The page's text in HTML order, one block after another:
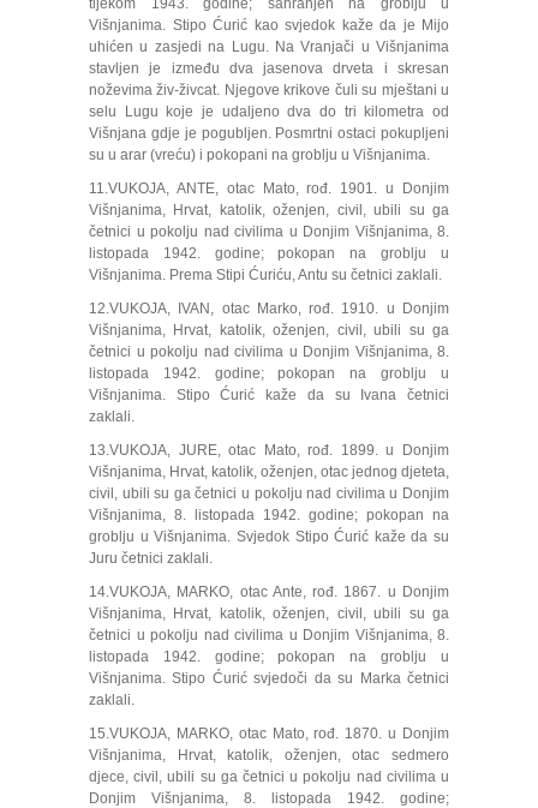
tijekom 1943. godine; sahranjen na groblju u
Višnjanima. Stipo Ćurić kao svjedok kaže da je Mijo
uhićen u zasjedi na Lugu. Na Vranjači u Višnjanima
stavljen je između dva jasenova drveta i skresan
noževima živ-živcat. Njegove krikove čuli su mještani u
selu Lugu koje je udaljeno dva do tri kilometra od
Višnjana gdje je pogubljen. Posmrtni ostaci pokupljeni
su u arar (vreću) i pokopani na groblju u Višnjanima.
11.VUKOJA, ANTE, otac Mato, rođ. 1901. u Donjim
Višnjanima, Hrvat, katolik, oženjen, civil, ubili su ga
četnici u pokolju nad civilima u Donjim Višnjanima, 8.
listopada 1942. godine; pokopan na groblju u
Višnjanima. Prema Stipi Ćuriću, Antu su četnici zaklali.
12.VUKOJA, IVAN, otac Marko, rođ. 1910. u Donjim
Višnjanima, Hrvat, katolik, oženjen, civil, ubili su ga
četnici u pokolju nad civilima u Donjim Višnjanima, 8.
listopada 1942. godine; pokopan na groblju u
Višnjanima. Stipo Ćurić kaže da su Ivana četnici
zaklali.
13.VUKOJA, JURE, otac Mato, rođ. 1899. u Donjim
Višnjanima, Hrvat, katolik, oženjen, otac jednog djeteta,
civil, ubili su ga četnici u pokolju nad civilima u Donjim
Višnjanima, 8. listopada 1942. godine; pokopan na
groblju u Višnjanima. Svjedok Stipo Ćurić kaže da su
Juru četnici zaklali.
14.VUKOJA, MARKO, otac Ante, rođ. 1867. u Donjim
Višnjanima, Hrvat, katolik, oženjen, civil, ubili su ga
četnici u pokolju nad civilima u Donjim Višnjanima, 8.
listopada 1942. godine; pokopan na groblju u
Višnjanima. Stipo Ćurić svjedoči da su Marka četnici
zaklali.
15.VUKOJA, MARKO, otac Mato, rođ. 1870. u Donjim
Višnjanima, Hrvat, katolik, oženjen, otac sedmero
djece, civil, ubili su ga četnici u pokolju nad civilima u
Donjim Višnjanima, 8. listopada 1942. godine;